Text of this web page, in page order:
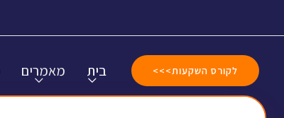
לקורס השקעות>>> בית מאמרים